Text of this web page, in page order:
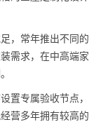
，常年推出不同的
需求，在中高端家
置专属验收节点，
营多年拥有较高的